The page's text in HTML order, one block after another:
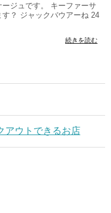
ジュです。 キーファーサ
？ ジャックバウアーね 24
続きを読む
アウトできるお店